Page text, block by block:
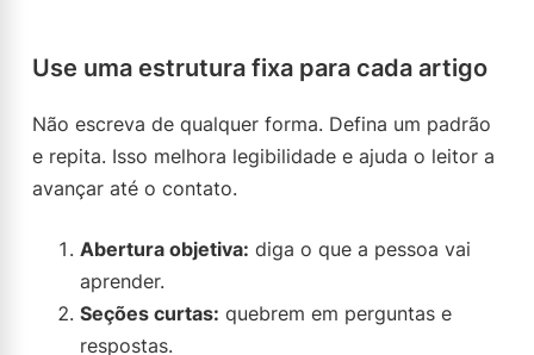
Use uma estrutura fixa para cada artigo
Não escreva de qualquer forma. Defina um padrão
e repita. Isso melhora legibilidade e ajuda o leitor a
avançar até o contato.
Abertura objetiva: diga o que a pessoa vai
aprender.
Seções curtas: quebrem em perguntas e
respostas.